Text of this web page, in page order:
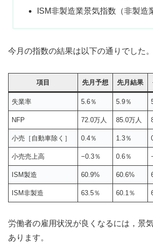
ISM非製造業景気指数（非製造
今月の指数の結果は以下の通りでした。
項目 先月予想 先月結果
失業率 5.6％ 5.9％
NFP 72.0万人 85.0万人
小売［自動車除く］ 0.4％ 1.3％
小売売上高 −0.3％ 0.6％
ISM製造 60.9% 60.6%
ISM非製造 63.5％ 60.1％
労働者の雇用状況が良くなるには，景
あります。